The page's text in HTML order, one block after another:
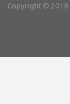
Copyright © 2018